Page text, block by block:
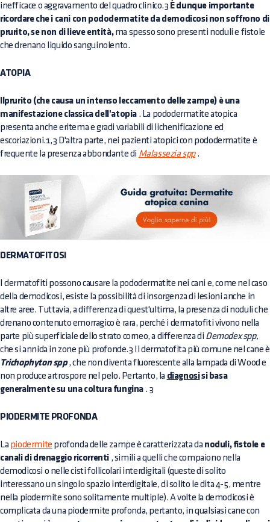
inefficace o aggravamento del quadro clinico.3 È dunque importante
ricordare che i cani con pododermatite da demodicosi non soffrono di
prurito, se non di lieve entità,ma spesso sono presenti noduli e fistole
che drenano liquido sanguinolento.
ATOPIA
Ilprurito (che causa un intenso leccamento delle zampe) è una
manifestazione classica dell'atopia . La pododermatite atopica
presenta anche eritema e gradi variabili di lichenificazione ed
escoriazioni.1,3 D'altra parte, nei pazienti atopici con pododermatite è
frequente la presenza abbondante di Malassezia spp.
DERMATOFITOSI
I dermatofiti possono causare la pododermatite nei cani e, come nel caso
della demodicosi, esiste la possibilità di insorgenza di lesioni anche in
altre aree. Tuttavia, a differenza di quest'ultima, la presenza di noduli che
drenano contenuto emorragico è rara, perché i dermatofiti vivono nella
parte più superficiale dello strato corneo, a differenza di Demodex spp,
che si annida in zone più profonde.3 Il dermatofita più comune nel cane è
Trichophyton spp, che non diventa fluorescente alla lampada di Wood e
non produce artrospore nel pelo. Pertanto, la diagnosisi basa
generalmente su una coltura fungina . 3
PIODERMITE PROFONDA
La piodermite profonda delle zampe è caratterizzata da noduli, fistole e
canali di drenaggio ricorrenti , simili a quelli che compaiono nella
demodicosi o nelle cisti follicolari interdigitali (queste di solito
interessano un singolo spazio interdigitale, di solito le dita 4-5, mentre
nella piodermite sono solitamente multiple). A volte la demodicosi è
complicata da una piodermite profonda, pertanto, in qualsiasi cane con